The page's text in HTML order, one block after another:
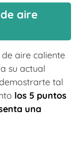
aire
aire caliente
su actual
tal
los 5 puntos
una